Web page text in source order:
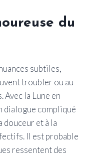
du
subtiles,
troubler ou au
la Lune en
dialogue compliqué
douceur et à la
Il est probable
ressentent des